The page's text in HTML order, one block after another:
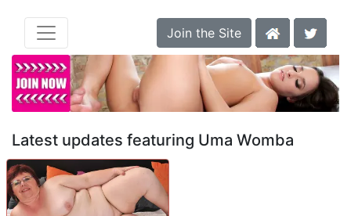
Join the Site
Latest updates featuring Uma Womba